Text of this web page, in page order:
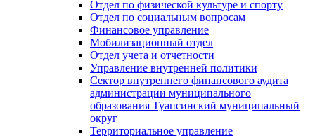
Отдел по физической культуре и спорту
Отдел по социальным вопросам
Финансовое управление
Мобилизационный отдел
Отдел учета и отчетности
Управление внутренней политики
Сектор внутреннего финансового аудита
администрации муниципального
образования Туапсинский муниципальный
округ
Территориальное управление